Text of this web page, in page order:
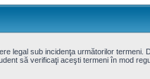
legal sub incidenţa următorilor
să verificaţi aceşti termeni în mod